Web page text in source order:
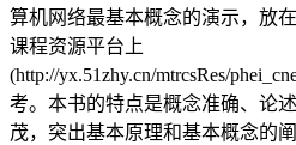
算机网络最基本概念的演示，放
课程资源平台上
(http://yx.51zhy.cn/mtrcsRes/
考。本书的特点是概念准确、论
茂，突出基本原理和基本概念的